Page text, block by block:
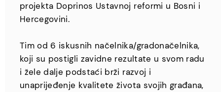
projekta Doprinos Ustavnoj reformi u Bosni i
Hercegovini.
Tim od 6 iskusnih načelnika/gradonačelnika,
koji su postigli zavidne rezultate u svom radu
i žele dalje podstaći brži razvoj i
unaprijeđenje kvalitete života svojih građana,